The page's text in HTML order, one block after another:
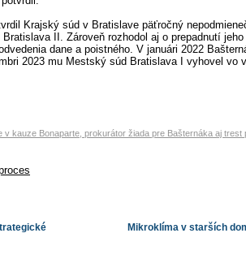
Krajský súd v Bratislave päťročný
II. Zároveň rozhodol aj o prepadnutí
dane a poistného. V januári 2022
2023 mu Mestský súd Bratislava I vyhovel vo
v kauze Bonaparte, prokurátor žiada pre Bašternáka aj trest
Mikroklíma v starších